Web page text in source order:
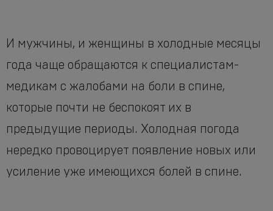
И мужчины, и женщины в холодные месяцы
года чаще обращаются к специалистам-
медикам с жалобами на боли в спине,
которые почти не беспокоят их в
предыдущие периоды. Холодная погода
нередко провоцирует появление новых или
усиление уже имеющихся болей в спине.